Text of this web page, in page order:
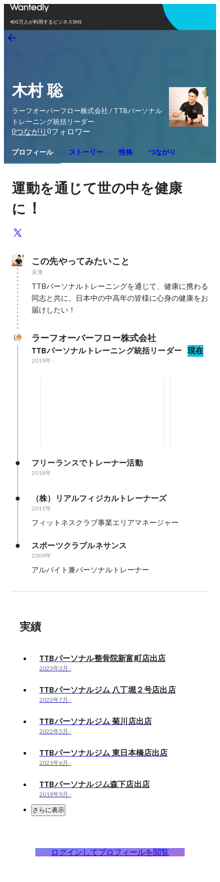
400万人が利用するビジネスSNS
アプリを使う
木村 聡
ラーフオーバーフロー株式会社 / TTBパーソナル
トレーニング統括リーダー
0つながり 0フォロワー
プロフィール ストーリー 性格 つながり
運動を通じて世の中を健康
に ！
この先やってみたいこと
未来
TTBパーソナルトレーニングを通じて、健康に携わる
同志と共に、日本中の中高年の皆様に心身の健康をお
届けしたい！
ラーフオーバーフロー株式会社
TTBパーソナルトレーニング統括リーダー 現在
2019年-
フリーランスでトレーナー活動
2018年
（株）リアルフィジカルトレーナーズ
2011年
フィットネスクラブ事業エリアマネージャー
スポーツクラブルネサンス
2009年
アルバイト兼パーソナルトレーナー
実績
TTBパーソナル整骨院新富町店出店
2023年3月 -
TTBパーソナルジム 八丁堀２号店出店
2022年7月 -
TTBパーソナルジム 菊川店出店
2022年5月 -
TTBパーソナルジム 東日本橋店出店
2021年6月 -
TTBパーソナルジム森下店出店
2019年9月 -
さらに表示
ログインしてプロフィールを閲覧